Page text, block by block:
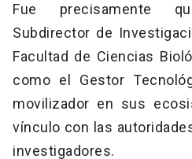
Fue precisamente
Subdirector de
Facultad de Ciencias
como el Gestor
movilizador en sus
vínculo con las
investigadores.